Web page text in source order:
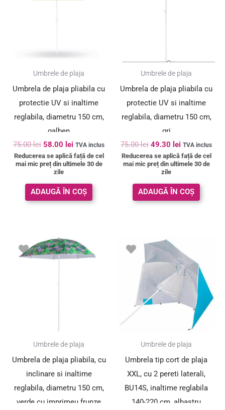
SUPER PREȚ!Umbrele de plaja
Umbrela de plaja pliabila cu
protectie UV si inaltime
reglabila, diametru 150 cm,
galben
75.00lei 58.00 lei TVA inclus
Reducerea se aplică față de cel
mai mic preț din ultimele 30 de
zile
ADAUGĂ ÎN COȘ
SUPER PREȚ!Umbrele de plaja
Umbrela de plaja pliabila cu
protectie UV si inaltime
reglabila, diametru 150 cm,
gri
75.00lei 49.30 lei TVA inclus
Reducerea se aplică față de cel
mai mic preț din ultimele 30 de
zile
ADAUGĂ ÎN COȘ
SUPER PREȚ!Umbrele de plaja
Umbrela de plaja pliabila, cu
inclinare si inaltime
reglabila, diametru 150 cm,
verde cu imprimeu frunze
Prețul
inițial
a
Prețul
curent
este:
Umbrele de plaja
Umbrela tip cort de plaja
XXL, cu 2 pereti laterali,
BU14S, inaltime reglabila
140-220 cm, albastru